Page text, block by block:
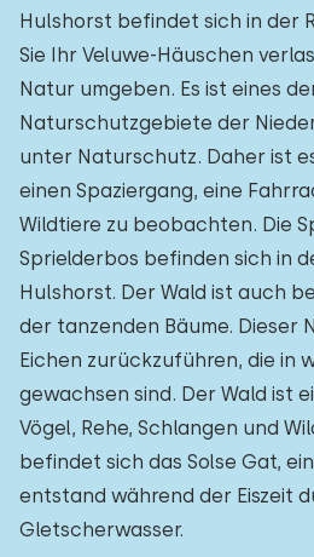
Hulshorst befindet sich in der
Sie Ihr Veluwe-Häuschen
Natur umgeben. Es ist eines
Naturschutzgebiete der
unter Naturschutz. Daher ist
einen Spaziergang, eine
Wildtiere zu beobachten. Die
Sprielderbos befinden sich in
Hulshorst. Der Wald ist auch
der tanzenden Bäume. Dieser
Eichen zurückzuführen, die in
gewachsen sind. Der Wald ist
Vögel, Rehe, Schlangen und
befindet sich das Solse Gat,
entstand während der Eiszeit
Gletscherwasser.